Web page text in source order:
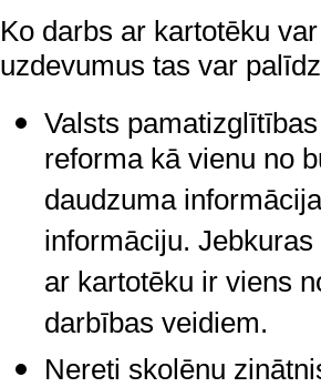
Ko darbs ar kartotēku
uzdevumus tas var
Valsts
reforma kā vienu no
daudzuma
informāciju.
ar kartotēku ir viens
darbības veidiem.
Nereti skolēnu